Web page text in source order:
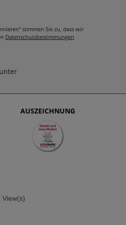
stimmen Sie zu, dass wir
Datenschutzbestimmungen
AUSZEICHNUNG
View(s)